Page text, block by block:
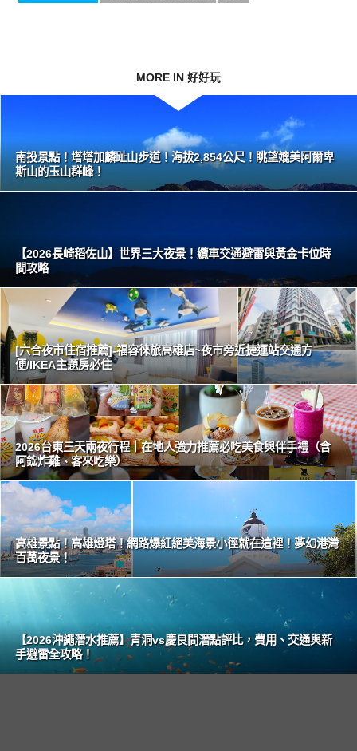
MORE IN 好好玩
南投景點！塔塔加麟趾山步道！海拔2,854公尺！眺望媲美阿爾卑
斯山的玉山群峰！
【2026長崎稻佐山】世界三大夜景！纜車交通避雷與黃金卡位時
間攻略
[六合夜市住宿推薦]-福容徠旅高雄店~夜市旁近捷運站交通方
便/IKEA主題房必住
2026台東三天兩夜行程｜在地人強力推薦必吃美食與伴手禮（含
阿鋐炸雞、客來吃樂）
高雄景點！高雄燈塔！網路爆紅絕美海景小徑就在這裡！夢幻港灣
百萬夜景！
【2026沖繩潛水推薦】青洞vs慶良間潛點評比，費用、交通與新
手避雷全攻略！